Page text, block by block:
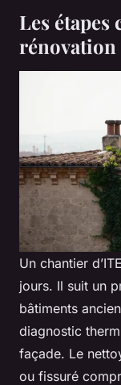
Les étapes
rénovation
Un chantier
jours. Il suit un
bâtiments
diagnostic
façade. Le
ou fissuré